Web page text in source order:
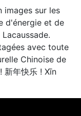
images sur les
d'énergie et de
avec toute
Chinoise de
新年快乐 ! Xīn